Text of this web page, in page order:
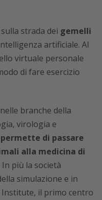
strada dei gemelli
artificiale. Al
virtuale personale
di fare esercizio
branche della
virologia e
di passare
alla medicina di
più la società
simulazione e in
Institute, il primo centro